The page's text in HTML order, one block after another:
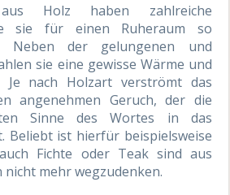
Holz haben zahlreiche
sie für einen Ruheraum so
Neben der gelungenen und
sie eine gewisse Wärme und
Je nach Holzart verströmt das
angenehmen Geruch, der die
Sinne des Wortes in das
Beliebt ist hierfür beispielsweise
Fichte oder Teak sind aus
nicht mehr wegzudenken.